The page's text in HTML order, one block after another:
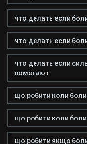
что делать если
что делать если
что делать если
помогают
що робити коли
що робити коли
що робити якщо